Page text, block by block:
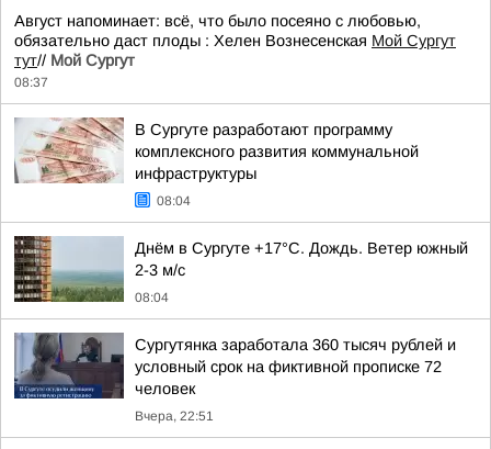
Август напоминает: всё, что было посеяно с любовью,
обязательно даст плоды : Хелен Вознесенская Мой Сургут
тут// Мой Сургут
08:37
В Сургуте разработают программу
комплексного развития коммунальной
инфраструктуры
08:04
Днём в Сургуте +17°С. Дождь. Ветер южный
2-3 м/с
08:04
Сургутянка заработала 360 тысяч рублей и
условный срок на фиктивной прописке 72
человек
Вчера, 22:51